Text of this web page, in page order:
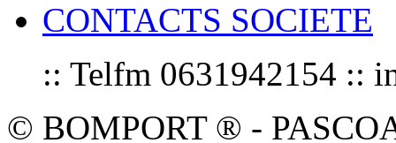
CONTACTS SOCIETE
:: Telfm 0631942154 ::
© BOMPORT ® -